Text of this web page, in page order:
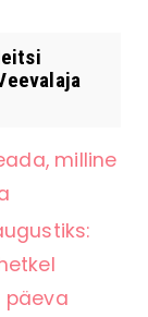
milline
päeva